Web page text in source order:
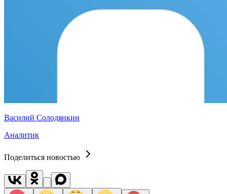
Василий Солодянкин
Аналитик
Поделиться новостью